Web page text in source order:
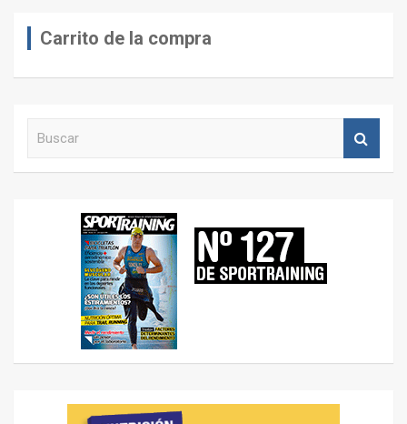
Carrito de la compra